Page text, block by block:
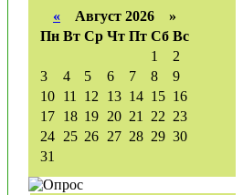
« Август 2026 »
Пн Вт Ср Чт Пт Сб Вс
1
2
3
4 5 6 7 8
9
10 11 12 13 14 15 16
17 18 19 20 21 22 23
24 25 26 27 28 29 30
31